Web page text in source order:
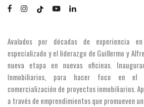
Avalados por décadas de experiencia
especializado y el liderazgo de Guillermo y
nueva etapa en nuevas oficinas.
Inmobiliarios, para hacer foco en el
comercialización de proyectos inmobiliarios.
a través de emprendimientos que promueven